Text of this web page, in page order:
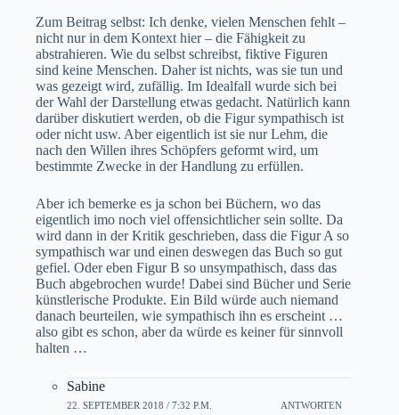
Zum Beitrag selbst: Ich denke, vielen Menschen fehlt –
nicht nur in dem Kontext hier – die Fähigkeit zu
abstrahieren. Wie du selbst schreibst, fiktive Figuren
sind keine Menschen. Daher ist nichts, was sie tun und
was gezeigt wird, zufällig. Im Idealfall wurde sich bei
der Wahl der Darstellung etwas gedacht. Natürlich kann
darüber diskutiert werden, ob die Figur sympathisch ist
oder nicht usw. Aber eigentlich ist sie nur Lehm, die
nach den Willen ihres Schöpfers geformt wird, um
bestimmte Zwecke in der Handlung zu erfüllen.
Aber ich bemerke es ja schon bei Büchern, wo das
eigentlich imo noch viel offensichtlicher sein sollte. Da
wird dann in der Kritik geschrieben, dass die Figur A so
sympathisch war und einen deswegen das Buch so gut
gefiel. Oder eben Figur B so unsympathisch, dass das
Buch abgebrochen wurde! Dabei sind Bücher und Serie
künstlerische Produkte. Ein Bild würde auch niemand
danach beurteilen, wie sympathisch ihn es erscheint …
also gibt es schon, aber da würde es keiner für sinnvoll
halten …
Sabine
22. SEPTEMBER 2018 / 7:32 P.M. ANTWORTEN